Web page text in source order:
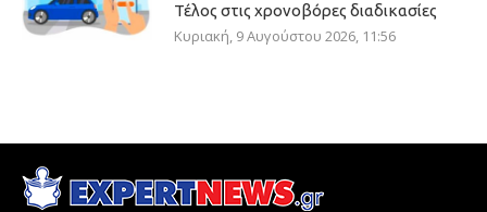
Τέλος στις χρονοβόρες διαδικασίες
Κυριακή, 9 Αυγούστου 2026, 11:56